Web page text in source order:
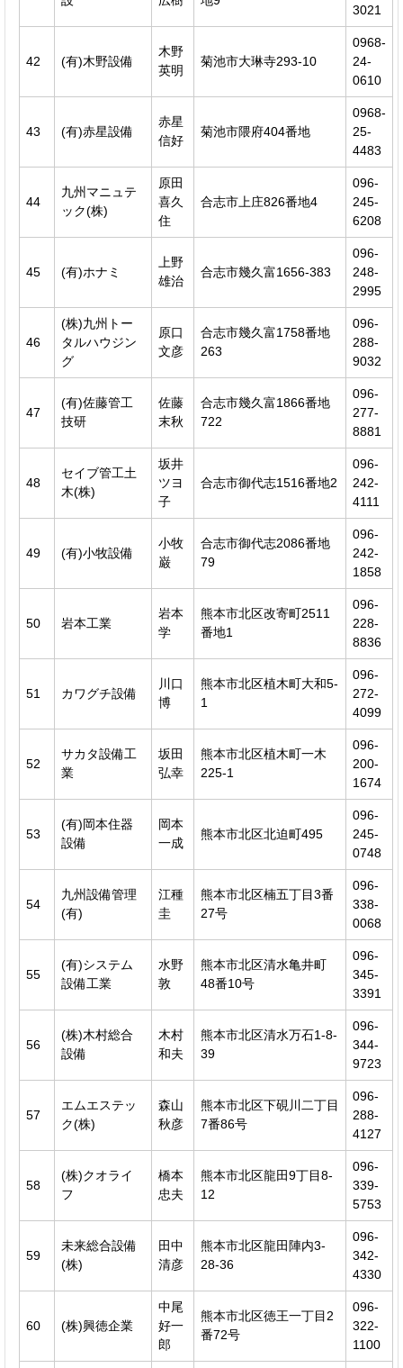
3021
42 (有)木野設備
木野
英明
菊池市大琳寺293-10
0968-
24-
0610
43 (有)赤星設備
赤星
信好
菊池市隈府404番地
0968-
25-
4483
44
九州マニュテ
ック(株)
原田
喜久
住
合志市上庄826番地4
096-
245-
6208
45 (有)ホナミ
上野
雄治
合志市幾久富1656-383
096-
248-
2995
46
(株)九州トー
タルハウジン
グ
原口
文彦
合志市幾久富1758番地
263
096-
288-
9032
47
(有)佐藤管工
技研
佐藤
末秋
合志市幾久富1866番地
722
096-
277-
8881
48
セイブ管工土
木(株)
坂井
ツヨ
子
合志市御代志1516番地2
096-
242-
4111
49 (有)小牧設備
小牧
巌
合志市御代志2086番地
79
096-
242-
1858
50 岩本工業
岩本
学
熊本市北区改寄町2511
番地1
096-
228-
8836
51 カワグチ設備
川口
博
熊本市北区植木町大和5-
1
096-
272-
4099
52
サカタ設備工
業
坂田
弘幸
熊本市北区植木町一木
225-1
096-
200-
1674
53
(有)岡本住器
設備
岡本
一成
熊本市北区北迫町495
096-
245-
0748
54
九州設備管理
(有)
江種
圭
熊本市北区楠五丁目3番
27号
096-
338-
0068
55
(有)システム
設備工業
水野
敦
熊本市北区清水亀井町
48番10号
096-
345-
3391
56
(株)木村総合
設備
木村
和夫
熊本市北区清水万石1-8-
39
096-
344-
9723
57
エムエステッ
ク(株)
森山
秋彦
熊本市北区下硯川二丁目
7番86号
096-
288-
4127
58
(株)クオライ
フ
橋本
忠夫
熊本市北区龍田9丁目8-
12
096-
339-
5753
59
未来総合設備
(株)
田中
清彦
熊本市北区龍田陣内3-
28-36
096-
342-
4330
60 (株)興徳企業
中尾
好一
郎
熊本市北区徳王一丁目2
番72号
096-
322-
1100